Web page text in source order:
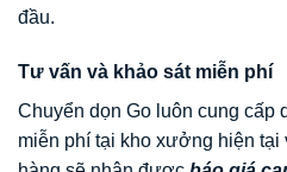
đầu.
Tư vấn và khảo sát miễn phí
Chuyển dọn Go luôn cung cấp
miễn phí tại kho xưởng hiện tại